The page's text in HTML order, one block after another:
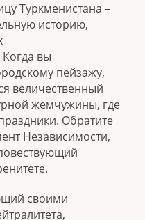
Туркменистана –
историю,
вы
пейзажу,
величественный
жемчужины, где
Обратите
Независимости,
своими